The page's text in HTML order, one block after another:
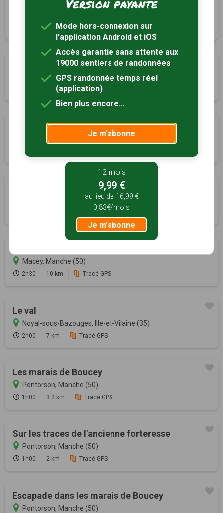
Circuit de la Croix de Pierre
8 km
Circuit du parc de la Higourdais
Epiniac, Ille-et-Vilaine (35)
7 km Tracé GPS
Au détour du Mont
Huisnes-sur-Mer, Manche (50)
2h30
La Fontenelle, Ille-et-Vilaine (35)
Tracé GPS
Macey, Manche (50)
2h30 10 km Tracé GPS
Le val
Noyal-sous-Bazouges, Ille-et-Vilaine (35)
2h00 7 km Tracé GPS
Les marais de Boucey
Pontorson, Manche (50)
1h00 3.2 km Tracé GPS
Sur les traces de l'ancienne forteresse
Pontorson, Manche (50)
1h00 2 km Tracé GPS
Escapade dans les marais de Boucey
Pontorson, Manche (50)
Version payante
Mode hors-connexion sur
l'application Android et iOS
Accès garantie sans attente aux
19000 sentiers de randonnées
GPS randonnée temps réel
(application)
Bien plus encore...
Je m'abonne
12 mois
9,99 €
au lieu de 16,99 €
0,83€/mois
Je m'abonne